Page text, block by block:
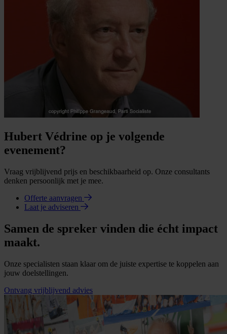
Hubert Védrine op je volgende
evenement?
Vraag vrijblijvend prijs en beschikbaarheid op. Onze consultants
denken persoonlijk met je mee.
Offerte aanvragen
Laat je adviseren
Samen de spreker vinden die écht impact
maakt.
Onze specialisten staan klaar om de juiste expertise te koppelen aan
jouw doelstellingen.
Ontvang vrijblijvend advies